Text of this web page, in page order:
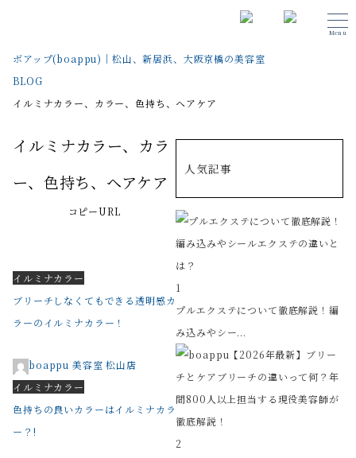
Menu
ボアップ(boappu)｜松山、新居浜、大阪京橋の美容室
BLOG
イルミナカラー、カラー、色持ち、ヘアケア
イルミナカラー、カラ
ー、色持ち、ヘアケア
コピーURL
イルミナカラー
ブリーチしなくてもできる透明感カ
ラーのイルミナカラー！
boappu 美容室 松山店
イルミナカラー
色持ちの良いカラーはイルミナカラ
ー？!
人気記事
1
プルエクステについて徹底解説！編
み込みやシー...
2